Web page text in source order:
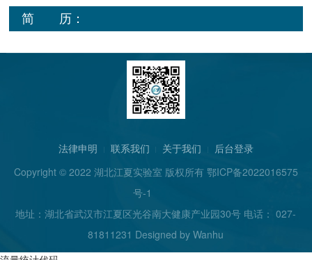
简 历：
法律申明 联系我们 关于我们
后台登录
Copyright © 2022 湖北江夏实验室 版权所有 鄂ICP备2022016575
号-1
地址：湖北省武汉市江夏区光谷南大健康产业园30号 电话： 027-
81811231 Designed byWanhu